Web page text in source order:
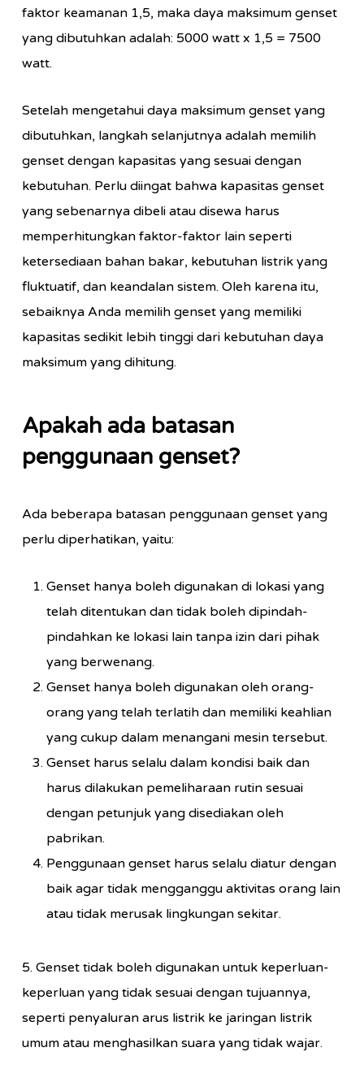
faktor keamanan 1,5, maka daya maksimum genset
yang dibutuhkan adalah: 5000 watt x 1,5 = 7500
watt.
Setelah mengetahui daya maksimum genset yang
dibutuhkan, langkah selanjutnya adalah memilih
genset dengan kapasitas yang sesuai dengan
kebutuhan. Perlu diingat bahwa kapasitas genset
yang sebenarnya dibeli atau disewa harus
memperhitungkan faktor-faktor lain seperti
ketersediaan bahan bakar, kebutuhan listrik yang
fluktuatif, dan keandalan sistem. Oleh karena itu,
sebaiknya Anda memilih genset yang memiliki
kapasitas sedikit lebih tinggi dari kebutuhan daya
maksimum yang dihitung.
Apakah ada batasan
penggunaan genset?
Ada beberapa batasan penggunaan genset yang
perlu diperhatikan, yaitu:
Genset hanya boleh digunakan di lokasi yang
telah ditentukan dan tidak boleh dipindah-
pindahkan ke lokasi lain tanpa izin dari pihak
yang berwenang.
Genset hanya boleh digunakan oleh orang-
orang yang telah terlatih dan memiliki keahlian
yang cukup dalam menangani mesin tersebut.
Genset harus selalu dalam kondisi baik dan
harus dilakukan pemeliharaan rutin sesuai
dengan petunjuk yang disediakan oleh
pabrikan.
Penggunaan genset harus selalu diatur dengan
baik agar tidak mengganggu aktivitas orang lain
atau tidak merusak lingkungan sekitar.
5. Genset tidak boleh digunakan untuk keperluan-
keperluan yang tidak sesuai dengan tujuannya,
seperti penyaluran arus listrik ke jaringan listrik
umum atau menghasilkan suara yang tidak wajar.